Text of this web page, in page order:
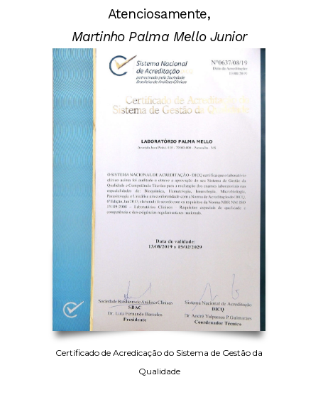
Atenciosamente,
Martinho Palma Mello Junior
Certificado de Acredicação do Sistema de Gestão da
Qualidade